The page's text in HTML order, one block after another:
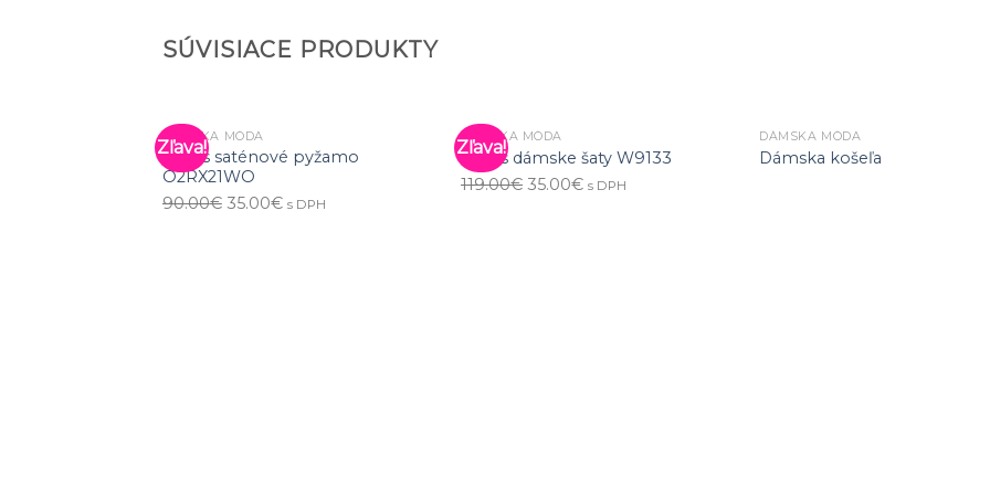
SÚVISIACE PRODUKTY
Zľava!
DÁMSKA MÓDA
Guess saténové pyžamo
O2RX21WO
90.00€ 35.00€ s DPH
Zľava!
DÁMSKA MÓDA
Guess dámske šaty W9133
119.00€ 35.00€ s DPH
DÁMSKA MÓDA
Dámska košeľa